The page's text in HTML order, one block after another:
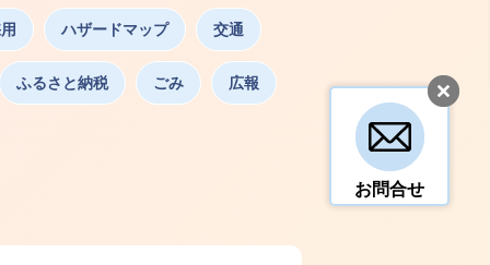
ハザードマップ 交通
ふるさと納税 ごみ 広報
お問合せ